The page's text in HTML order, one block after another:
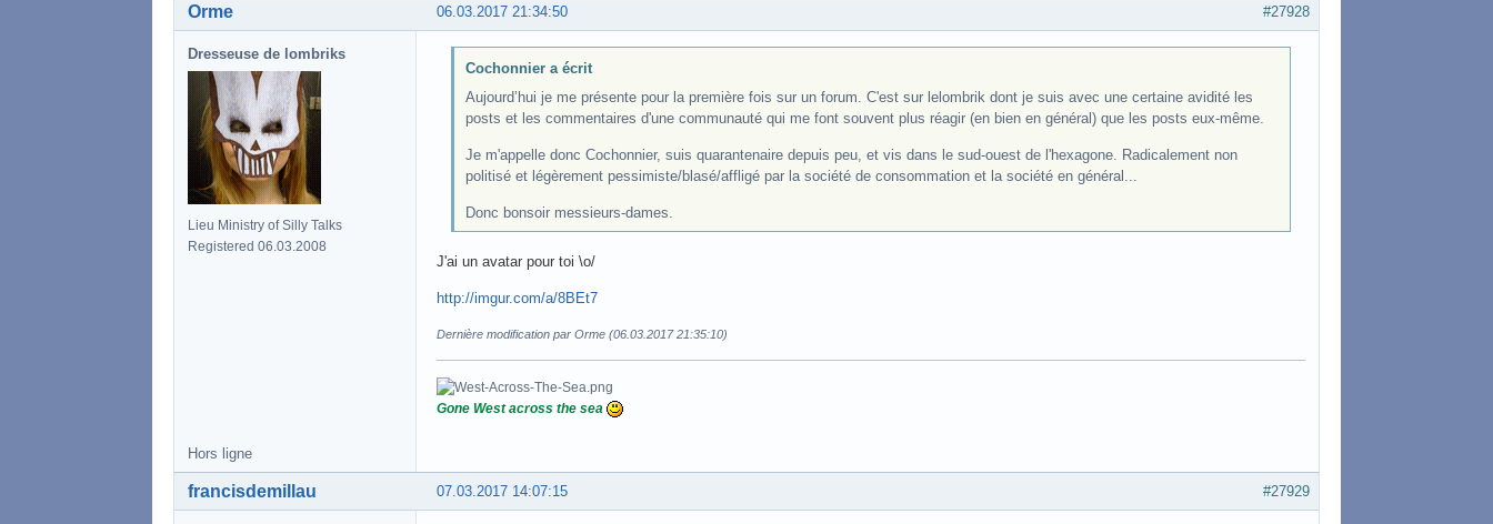
#27928
06.03.2017 21:34:50
Orme
Dresseuse de lombriks
Lieu Ministry of Silly Talks
Registered 06.03.2008
Cochonnier a écrit
Aujourd’hui je me présente pour la première fois sur un forum. C'est sur lelombrik dont je suis avec une certaine avidité les
posts et les commentaires d'une communauté qui me font souvent plus réagir (en bien en général) que les posts eux-même.
Je m'appelle donc Cochonnier, suis quarantenaire depuis peu, et vis dans le sud-ouest de l'hexagone. Radicalement non
politisé et légèrement pessimiste/blasé/affligé par la société de consommation et la société en général...
Donc bonsoir messieurs-dames.
J'ai un avatar pour toi \o/
http://imgur.com/a/8BEt7
Dernière modification par Orme (06.03.2017 21:35:10)
Gone West across the sea
Hors ligne
#27929
07.03.2017 14:07:15
francisdemillau